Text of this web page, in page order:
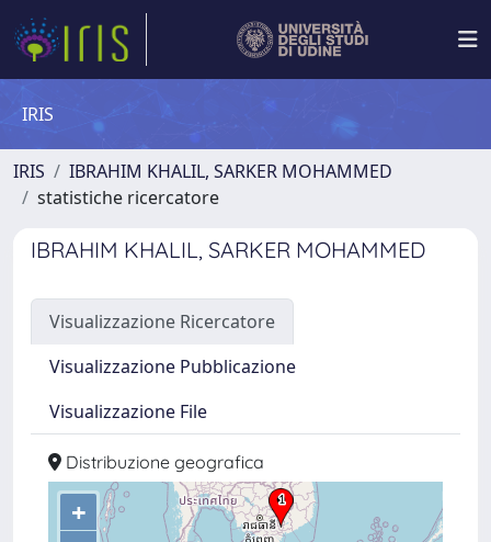
IRIS
IRIS
IBRAHIM KHALIL, SARKER MOHAMMED
statistiche ricercatore
IBRAHIM KHALIL, SARKER MOHAMMED
Visualizzazione Ricercatore
Visualizzazione Pubblicazione
Visualizzazione File
Distribuzione geografica
+